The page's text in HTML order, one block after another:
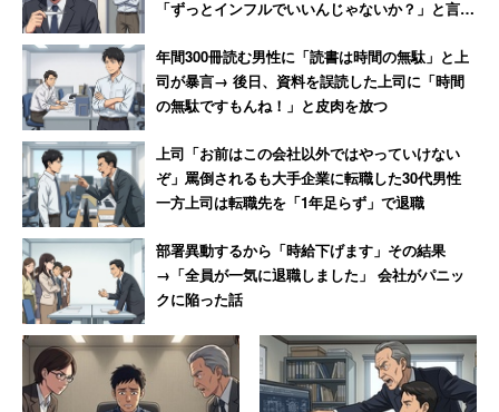
「ずっとインフルでいいんじゃないか？」と言わ
年間300冊読む男性に「読書は時間の無駄」と上
司が暴言→ 後日、資料を誤読した上司に「時間
の無駄ですもんね！」と皮肉を放つ
上司「お前はこの会社以外ではやっていけない
ぞ」罵倒されるも大手企業に転職した30代男性
一方上司は転職先を「1年足らず」で退職
部署異動するから「時給下げます」その結果
→「全員が一気に退職しました」 会社がパニッ
クに陥った話